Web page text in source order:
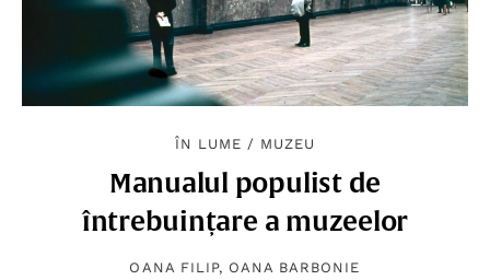
ÎN LUME / MUZEU
Manualul populist de
întrebuințare a muzeelor
OANA FILIP, OANA BARBONIE